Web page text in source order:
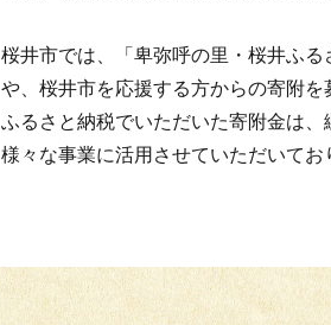
桜井市では、「卑弥呼の里・桜井ふ
や、桜井市を応援する方からの寄附を
ふるさと納税でいただいた寄附金は、
様々な事業に活用させていただいてお